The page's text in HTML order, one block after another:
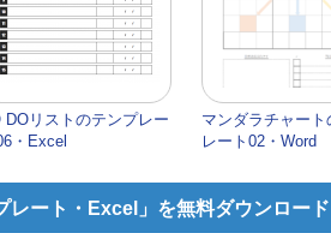
DOリストのテンプレー
・Excel
マンダラチャート
レート02・Word
レート・Excel」を無料ダウンロード